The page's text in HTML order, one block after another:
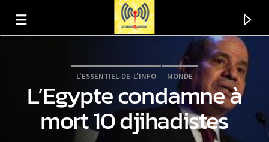
L'ESSENTIEL-DE-L'INFO MONDE
L’Egypte condamne à
mort 10 djihadistes